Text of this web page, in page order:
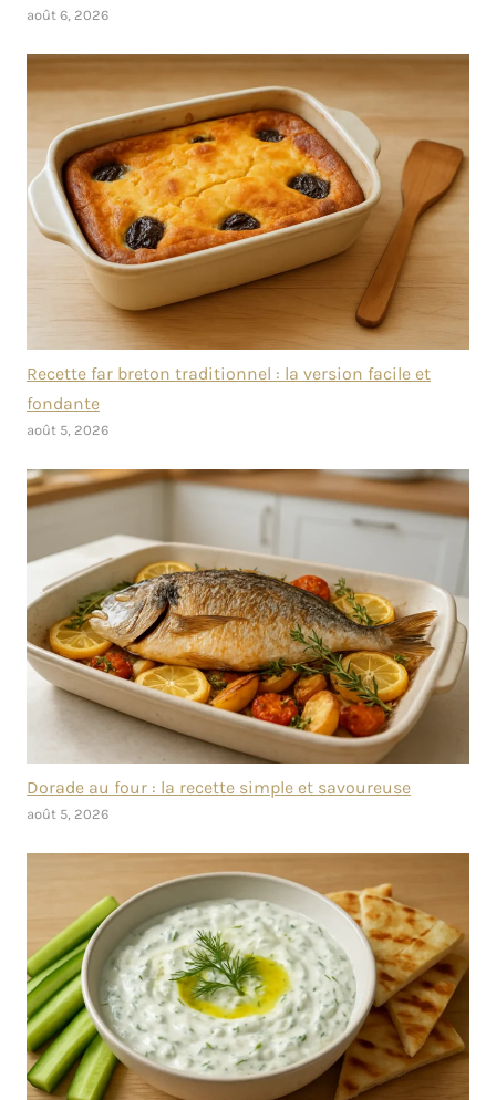
août 6, 2026
Recette far breton traditionnel : la version facile et
fondante
août 5, 2026
Dorade au four : la recette simple et savoureuse
août 5, 2026